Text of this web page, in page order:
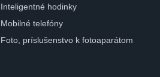
Inteligentné hodinky
Mobilné telefóny
Foto, príslušenstvo k fotoaparátom